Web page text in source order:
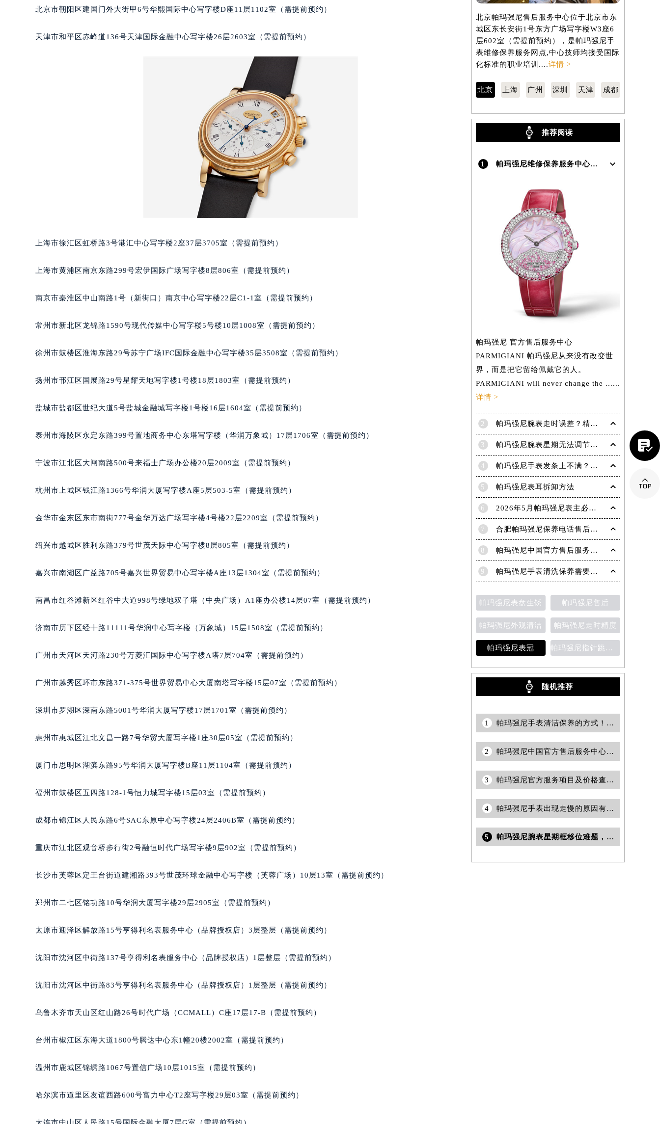
福州市鼓楼区五四路128-1号恒力城写字楼15层03室（需提前预约）
重庆市江北区观音桥步行街2号融恒时代广场写字楼9层902室（需提前预约）
郑州市二七区铭功路10号华润大厦写字楼29层2905室（需提前预约）
太原市迎泽区解放路15号亨得利名表服务中心（品牌授权店）3层整层（需提前预约）
沈阳市沈河区中街路137号亨得利名表服务中心（品牌授权店）1层整层（需提前预约）
沈阳市沈河区中街路83号亨得利名表服务中心（品牌授权店）1层整层（需提前预约）
乌鲁木齐市天山区红山路26号时代广场（CCMALL）C座17层17-B（需提前预约）
温州市鹿城区锦绣路1067号置信广场10层1015室（需提前预约）
哈尔滨市道里区友谊西路600号富力中心T2座写字楼29层03室（需提前预约）
大连市中山区人民路15号国际金融大厦7层G室（需提前预约）
佛山市禅城区季华五路57号万科金融中心C座12层1205室（需提前预约）
东莞市东城街道鸿福东路1号民盈国贸中心T1写字楼9层907室（需提前预约）
无锡市梁溪区人民中路139号恒隆广场写字楼1座11层1104室（需提前预约）
南通市崇川区工农路57号圆融广场写字楼16层1603室（需提前预约）
武汉市江汉区解放大道686号世界贸易大厦38层09室（需提前预约）
合肥市蜀山区潜山路111号万象城华润大厦B座12楼03室（需提前预约）
青岛市南区山东路6号华润大厦B座22层04室（需提前预约）
长春市朝阳区西安大路727号中银大厦A座(旺进大厦)18层09室（需提前预约）
昆明市盘龙区北京路928号同德昆明广场写字楼10层06室（需提前预约）
西安市碑林区南关正街88号华侨城长安国际中心E座6楼10室（需提前预约）
唐山市路南区新华东道100号万达广场写字楼A座10层1002室（需提前预约）
内蒙古自治区呼和浩特市玉泉区大学西街70号华润万象城写字楼（鄂尔多斯大厦）23层2326室（需提前预约）
重庆市解放碑渝中区民权路28号英利国际金融中心写字楼20层01室（需提前预约）
黑龙江省鹤岗市向阳区红军路帕玛强尼售后服务中心（需提前预约）
黑龙江省鸡西市鸡冠区红军路帕玛强尼售后服务中心（需提前预约）
黑龙江省牡丹江市东安区太平路帕玛强尼售后服务中心（需提前预约）
黑龙江省齐齐哈尔市龙沙区龙华路帕玛强尼售后服务中心（需提前预约）
黑龙江省绥化市北林区新华街与康庄路交叉口帕玛强尼售后服务中心（需提前预约）
吉林省白城市洮北区明仁南街帕玛强尼售后服务中心（需提前预约）
吉林省吉林市船营区河南街帕玛强尼售后服务中心（需提前预约）
吉林省梅河口市新华街道梅河大街帕玛强尼售后服务中心（需提前预约）
吉林省松原市宁江区五环大街帕玛强尼售后服务中心（需提前预约）
吉林省延边市延吉市解放路帕玛强尼售后服务中心（需提前预约）
辽宁省本溪市平山区胜利路帕玛强尼售后服务中心（需提前预约）
辽宁省丹东市振兴区七经街帕玛强尼售后服务中心（需提前预约）
辽宁省阜新市海州区解放大街帕玛强尼售后服务中心（需提前预约）
辽宁省锦州市古塔区中央大街帕玛强尼售后服务中心（需提前预约）
辽宁省盘锦市兴隆台区石油大街帕玛强尼售后服务中心（需提前预约）
辽宁省营口市站前区市府路与渤海大街交叉口帕玛强尼售后服务中心（需提前预约）
辽宁省沈阳市沈河区中街路83号亨得利名表维修授权店1楼帕玛强尼售后服务中心（需提前预约）
北京市东城区东长安街1号王府井东方广场W3座6层602室帕玛强尼售后服务中心（需提前预约）
内蒙古自治区阿拉善盟市左旗土尔扈特大街帕玛强尼售后服务中心（需提前预约）
内蒙古自治区包头市青山区幸福路甲3号王府井百货名表维修帕玛强尼售后服务中心（需提前预约）
内蒙古自治区鄂尔多斯市东胜区伊金霍洛街帕玛强尼售后服务中心（需提前预约）
内蒙古自治区通辽市科尔沁区明仁大街帕玛强尼售后服务中心（需提前预约）
内蒙古自治区乌兰察布市集宁区恩和大街帕玛强尼售后服务中心（需提前预约）
内蒙古自治区兴安盟市乌兰浩特市兴安大街帕玛强尼售后服务中心（需提前预约）
北京市朝阳区建国门外大街甲6号华熙国际中心写字楼D座11层1102室（需提前预约）
天津市和平区赤峰道136号天津国际金融中心写字楼26层2603室（需提前预约）
上海市徐汇区虹桥路3号港汇中心写字楼2座37层3705室（需提前预约）
上海市黄浦区南京东路299号宏伊国际广场写字楼8层806室（需提前预约）
南京市秦淮区中山南路1号（新街口）南京中心写字楼22层C1-1室（需提前预约）
常州市新北区龙锦路1590号现代传媒中心写字楼5号楼10层1008室（需提前预约）
徐州市鼓楼区淮海东路29号苏宁广场IFC国际金融中心写字楼35层3508室（需提前预约）
扬州市邗江区国展路29号星耀天地写字楼1号楼18层1803室（需提前预约）
盐城市盐都区世纪大道5号盐城金融城写字楼1号楼16层1604室（需提前预约）
泰州市海陵区永定东路399号置地商务中心东塔写字楼（华润万象城）17层1706室（需提前预约）
宁波市江北区大闸南路500号来福士广场办公楼20层2009室（需提前预约）
杭州市上城区钱江路1366号华润大厦写字楼A座5层503-5室（需提前预约）
金华市金东区东市南街777号金华万达广场写字楼4号楼22层2209室（需提前预约）
绍兴市越城区胜利东路379号世茂天际中心写字楼8层805室（需提前预约）
嘉兴市南湖区广益路705号嘉兴世界贸易中心写字楼A座13层1304室（需提前预约）
南昌市红谷滩新区红谷中大道998号绿地双子塔（中央广场）A1座办公楼14层07室（需提前预约）
济南市历下区经十路11111号华润中心写字楼（万象城）15层1508室（需提前预约）
广州市天河区天河路230号万菱汇国际中心写字楼A塔7层704室（需提前预约）
广州市越秀区环市东路371-375号世界贸易中心大厦南塔写字楼15层07室（需提前预约）
深圳市罗湖区深南东路5001号华润大厦写字楼17层1701室（需提前预约）
惠州市惠城区江北文昌一路7号华贸大厦写字楼1座30层05室（需提前预约）
厦门市思明区湖滨东路95号华润大厦写字楼B座11层1104室（需提前预约）
福州市鼓楼区五四路128-1号恒力城写字楼15层03室（需提前预约）
成都市锦江区人民东路6号SAC东原中心写字楼24层2406B室（需提前预约）
重庆市江北区观音桥步行街2号融恒时代广场写字楼9层902室（需提前预约）
长沙市芙蓉区定王台街道建湘路393号世茂环球金融中心写字楼（芙蓉广场）10层13室（需提前预约）
郑州市二七区铭功路10号华润大厦写字楼29层2905室（需提前预约）
太原市迎泽区解放路15号亨得利名表服务中心（品牌授权店）3层整层（需提前预约）
沈阳市沈河区中街路137号亨得利名表服务中心（品牌授权店）1层整层（需提前预约）
沈阳市沈河区中街路83号亨得利名表服务中心（品牌授权店）1层整层（需提前预约）
乌鲁木齐市天山区红山路26号时代广场（CCMALL）C座17层17-B（需提前预约）
台州市椒江区东海大道1800号腾达中心东1幢20楼2002室（需提前预约）
温州市鹿城区锦绣路1067号置信广场10层1015室（需提前预约）
哈尔滨市道里区友谊西路600号富力中心T2座写字楼29层03室（需提前预约）
大连市中山区人民路15号国际金融大厦7层G室（需提前预约）
北京帕玛强尼售后服务中心位于北京市东
城区东长安街1号东方广场写字楼W3座6
层602室（需提前预约），是帕玛强尼手
表维修保养服务网点,中心技师均接受国际
化标准的职业培训....详情 >
北京 上海 广州 深圳 天津 成都
推荐阅读
1 帕玛强尼维修保养服务中心介绍 | Parmigiani
帕玛强尼 官方售后服务中心
PARMIGIANI 帕玛强尼从来没有改变世
界，而是把它留给佩戴它的人。
PARMIGIANI will never change the ......
详情 >
2 帕玛强尼腕表走时误差？精准调校方法大揭秘
3 帕玛强尼腕表星期无法调节？速解难题，腕表达人支招
4 帕玛强尼手表发条上不满？轻松解决之道，让你精准把握时间
5 帕玛强尼表耳拆卸方法
6 2026年5月帕玛强尼表主必读最终版：售后网点迁移与新开业
7 合肥帕玛强尼保养电话售后服务中心权威公示（2026年7月最新）
8 帕玛强尼中国官方售后服务中心｜完整地址与官方电话权威信息通知（2026年7月最新）
9 帕玛强尼手表清洗保养需要多久？
帕玛强尼表盘生锈 帕玛强尼售后
帕玛强尼外观清洁 帕玛强尼走时精度
帕玛强尼表冠 帕玛强尼指针跳动异常
随机推荐
1 帕玛强尼手表清洁保养的方式！（帕玛强尼手表清洗）
2 帕玛强尼中国官方售后服务中心｜网点地址与24小时客服电话权威信息通知（2026年7月最新）
3 帕玛强尼官方服务项目及价格查询｜详细网点地址与电话权威信息声明（2026年7月最新）
4 帕玛强尼手表出现走慢的原因有哪些？帕玛强尼走时的解决方法
5 帕玛强尼腕表星期框移位难题，一招轻松解决

